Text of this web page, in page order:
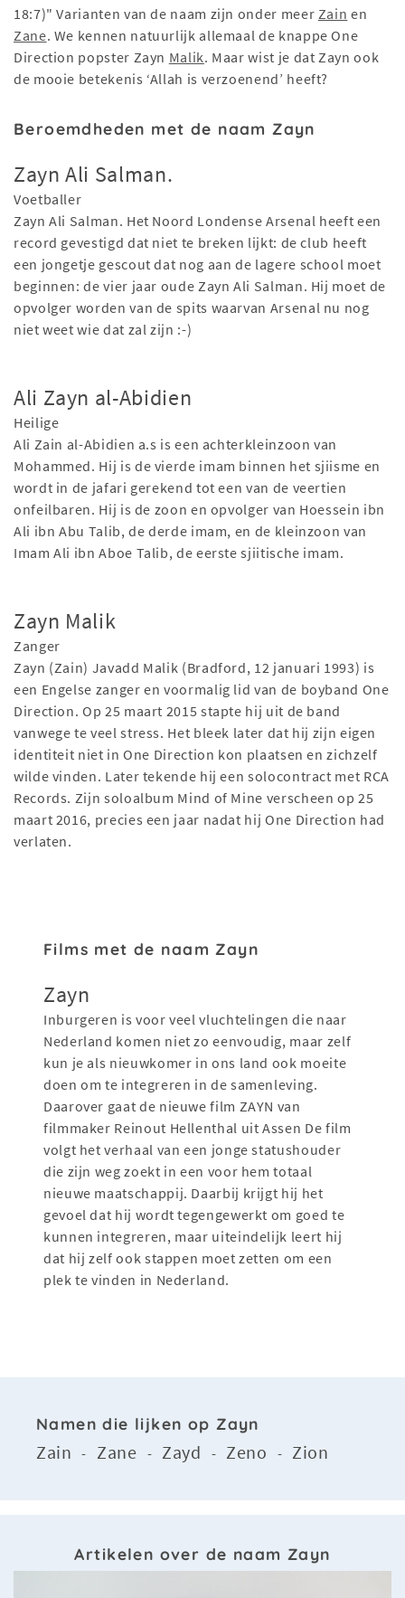
18:7)" Varianten van de naam zijn onder meer Zain en
Zane. We kennen natuurlijk allemaal de knappe One
Direction popster Zayn Malik. Maar wist je dat Zayn ook
de mooie betekenis ‘Allah is verzoenend’ heeft?
Beroemdheden met de naam Zayn
Zayn Ali Salman.
Voetballer
Zayn Ali Salman. Het Noord Londense Arsenal heeft een
record gevestigd dat niet te breken lijkt: de club heeft
een jongetje gescout dat nog aan de lagere school moet
beginnen: de vier jaar oude Zayn Ali Salman. Hij moet de
opvolger worden van de spits waarvan Arsenal nu nog
niet weet wie dat zal zijn :-)
Ali Zayn al-Abidien
Heilige
Ali Zain al-Abidien a.s is een achterkleinzoon van
Mohammed. Hij is de vierde imam binnen het sjiisme en
wordt in de jafari gerekend tot een van de veertien
onfeilbaren. Hij is de zoon en opvolger van Hoessein ibn
Ali ibn Abu Talib, de derde imam, en de kleinzoon van
Imam Ali ibn Aboe Talib, de eerste sjiitische imam.
Zayn Malik
Zanger
Zayn (Zain) Javadd Malik (Bradford, 12 januari 1993) is
een Engelse zanger en voormalig lid van de boyband One
Direction. Op 25 maart 2015 stapte hij uit de band
vanwege te veel stress. Het bleek later dat hij zijn eigen
identiteit niet in One Direction kon plaatsen en zichzelf
wilde vinden. Later tekende hij een solocontract met RCA
Records. Zijn soloalbum Mind of Mine verscheen op 25
maart 2016, precies een jaar nadat hij One Direction had
verlaten.
Films met de naam Zayn
Zayn
Inburgeren is voor veel vluchtelingen die naar
Nederland komen niet zo eenvoudig, maar zelf
kun je als nieuwkomer in ons land ook moeite
doen om te integreren in de samenleving.
Daarover gaat de nieuwe film ZAYN van
filmmaker Reinout Hellenthal uit Assen De film
volgt het verhaal van een jonge statushouder
die zijn weg zoekt in een voor hem totaal
nieuwe maatschappij. Daarbij krijgt hij het
gevoel dat hij wordt tegengewerkt om goed te
kunnen integreren, maar uiteindelijk leert hij
dat hij zelf ook stappen moet zetten om een
plek te vinden in Nederland.
Namen die lijken op Zayn
Zain - Zane - Zayd - Zeno - Zion
Artikelen over de naam Zayn